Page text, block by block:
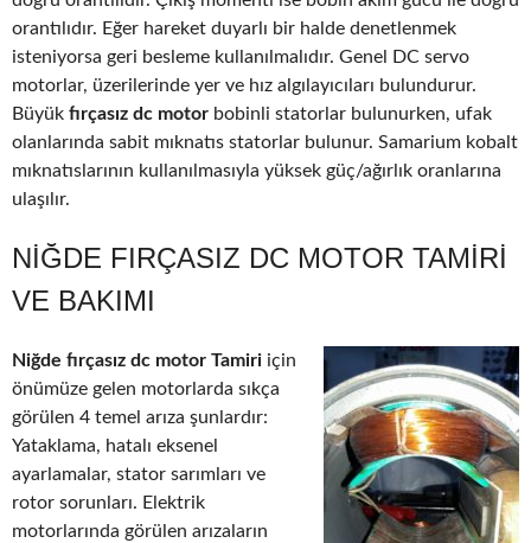
orantılıdır. Eğer hareket duyarlı bir halde denetlenmek
isteniyorsa geri besleme kullanılmalıdır. Genel DC servo
motorlar, üzerilerinde yer ve hız algılayıcıları bulundurur.
Büyük fırçasız dc motor bobinli statorlar bulunurken, ufak
olanlarında sabit mıknatıs statorlar bulunur. Samarium kobalt
mıknatıslarının kullanılmasıyla yüksek güç/ağırlık oranlarına
ulaşılır.
NIĞDE FIRÇASIZ DC MOTOR TAMIRI
VE BAKIMI
Niğde fırçasız dc motor Tamiri için
önümüze gelen motorlarda sıkça
görülen 4 temel arıza şunlardır:
Yataklama, hatalı eksenel
ayarlamalar, stator sarımları ve
rotor sorunları. Elektrik
motorlarında görülen arızaların